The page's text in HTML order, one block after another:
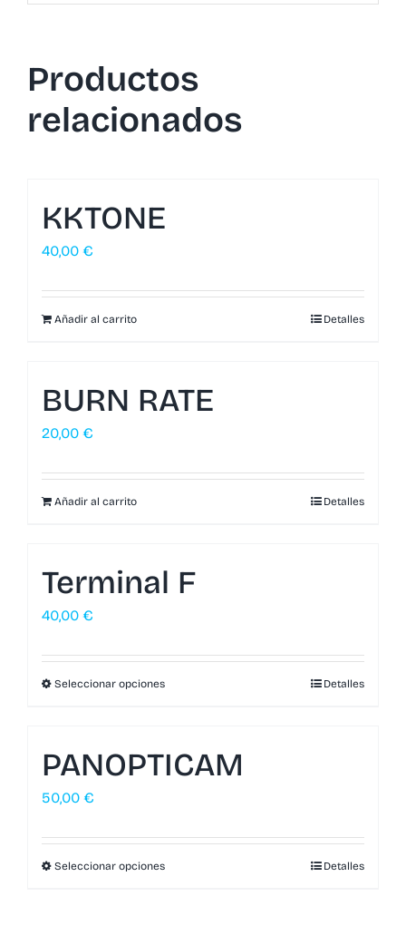
Productos
relacionados
KKTONE
40,00 €
Añadir al carrito Detalles
BURN RATE
20,00 €
Añadir al carrito Detalles
Terminal F
40,00 €
Seleccionar opciones Detalles
PANOPTICAM
50,00 €
Seleccionar opciones Detalles